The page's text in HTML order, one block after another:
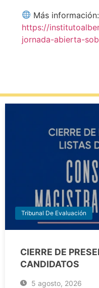
Más información:
https://
jornada-abierta-
Tribunal De Evaluación
CIERRE DE
CANDIDATOS
5 agosto, 2026